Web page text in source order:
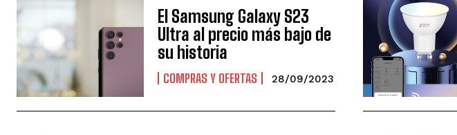
El Samsung Galaxy S23
Ultra al precio más bajo de
su historia
COMPRAS Y OFERTAS 28/09/2023